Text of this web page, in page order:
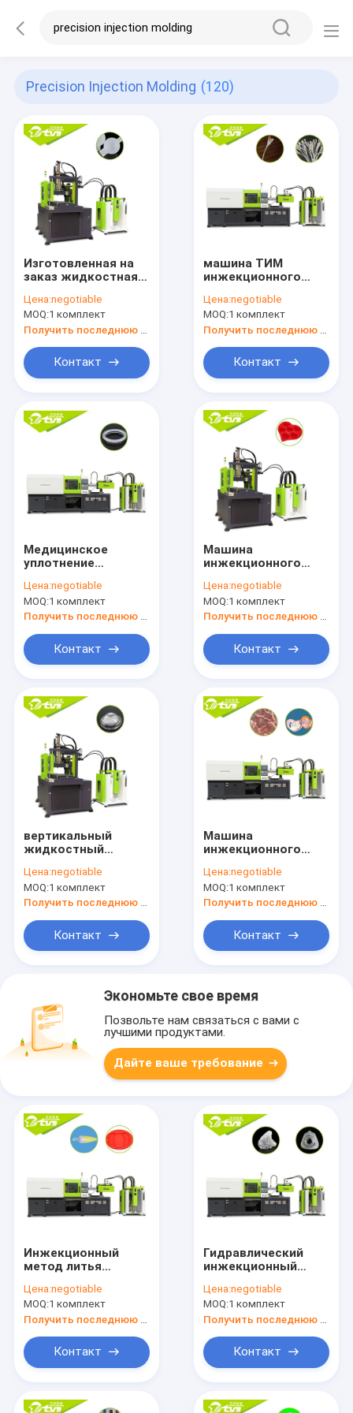
Precision Injection Molding (120)
Изготовленная на
заказ жидкостная
инжекционного
метода литья
силиконовой
резины для
медицинских
продуктов
Цена:negotiable
MOQ:1 комплект
Контакт
машина ТИМ
инжекционного
выталкивателя
150мм медицинская
- модель Л5058
Цена:negotiable
MOQ:1 комплект
Контакт
Медицинское
уплотнение
жидкостный цвет
инжекционного
метода литья
резины Мулти
Цена:negotiable
MOQ:1 комплект
Контакт
Машина
инжекционного
силиконовой
резины высокого
выхода
прессформы торта
Цена:negotiable
MOQ:1 комплект
Контакт
вертикальный
жидкостный
метод литья
силикона 130Т для
автозапчастей
Цена:negotiable
MOQ:1 комплект
Получить последнюю цену
Контакт
Машина
инжекционного
силиконовой
резины мотора
сервопривода
Пасифир
Цена:negotiable
MOQ:1 комплект
Получить последнюю цену
Контакт
Экономьте свое время
Позвольте нам связаться с вами с
лучшими продуктами.
Дайте ваше требование
Инжекционный
метод литья
резины продуктов
ребенка
жидкостный легкий
для того чтобы
работать
Цена:negotiable
MOQ:1 комплект
Контакт
Гидравлический
инжекционный
Км2 силикона
малого объема
жидкостный
Цена:negotiable
MOQ:1 комплект
Контакт